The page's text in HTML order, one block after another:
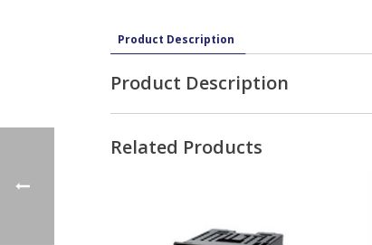
Product Description
Product Description
Related Products